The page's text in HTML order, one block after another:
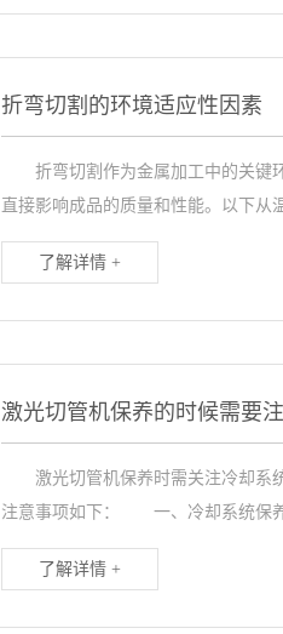
折弯切割的环境适应性因素
折弯切割作为金属加工中的关键环
直接影响成品的质量和性能。以下从
了解详情 +
激光切管机保养的时候需要
激光切管机保养时需关注冷却系统
注意事项如下： 一、冷却系统保
了解详情 +